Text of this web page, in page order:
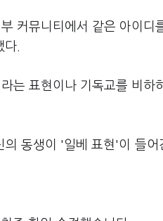
커뮤니티에서 같은 아이디
.
는 표현이나 기독교를 비하
동생이 '일베 표현'이 들어